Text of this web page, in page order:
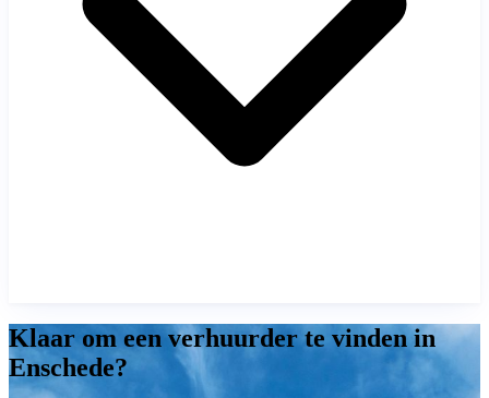
Klaar om een verhuurder te vinden in
Enschede?